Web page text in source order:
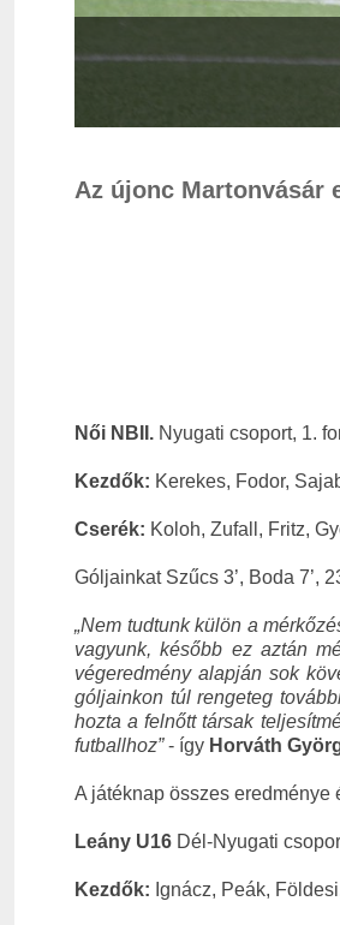
Az újonc Martonvásár
Női NBII. Nyugati csoport, 1.
Kezdők: Kerekes, Fodor,
Cserék: Koloh, Zufall, Fritz,
Góljainkat Szűcs 3’, Boda 7’,
„Nem tudtunk külön a
vagyunk, később ez aztán
végeredmény alapján sok
góljainkon túl rengeteg
hozta a felnőtt társak
futballhoz”- így Horváth
A játéknap összes eredménye
Leány U16 Dél-Nyugati
Kezdők: Ignácz, Peák,